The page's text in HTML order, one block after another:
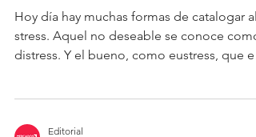
Hoy día hay muchas formas de catalogar al
stress. Aquel no deseable se conoce como
distress. Y el bueno, como eustress, que es
Editorial